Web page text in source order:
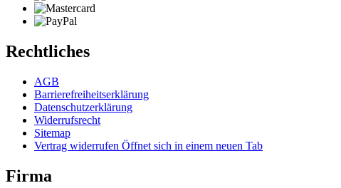
Rechtliches
AGB
Barrierefreiheitserklärung
Datenschutzerklärung
Widerrufsrecht
Sitemap
Vertrag widerrufen Öffnet sich in einem neuen Tab
Firma